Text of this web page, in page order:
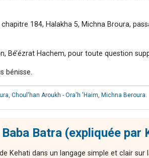
chapitre 184, Halakha 5, Michna Broura,
Bé’ézrat Hachem, pour toute question
bénisse.
Choul'han Aroukh - Ora'h 'Haim Michna Beroura
Batra (expliquée par
Kehati dans un langage simple et clair sur